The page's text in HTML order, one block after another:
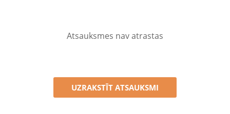
Atsauksmes nav atrastas
UZRAKSTĪT ATSAUKSMI